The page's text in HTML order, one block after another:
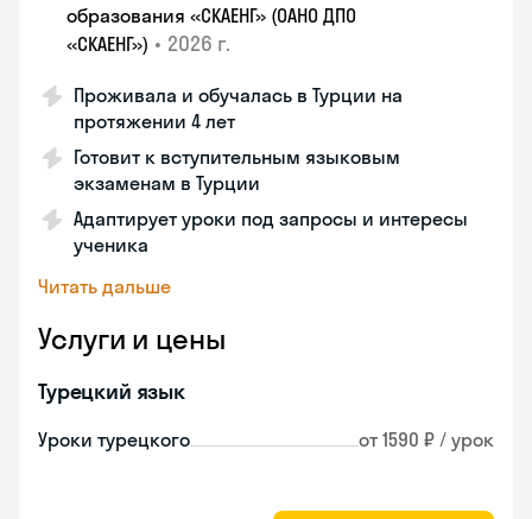
образования «СКАЕНГ» (ОАНО ДПО
«СКАЕНГ») • 2026 г.
Проживала и обучалась в Турции на
протяжении 4 лет
Готовит к вступительным языковым
экзаменам в Турции
Адаптирует уроки под запросы и интересы
ученика
Читать дальше
Услуги и цены
Турецкий язык
Уроки турецкого от 1590 ₽ / урок